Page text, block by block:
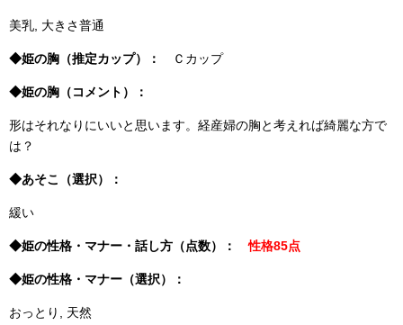
美乳, 大きさ普通
◆姫の胸（推定カップ）： Ｃカップ
◆姫の胸（コメント）：
形はそれなりにいいと思います。経産婦の胸と考えれば綺麗な方で
は？
◆あそこ（選択）：
緩い
◆姫の性格・マナー・話し方（点数）：性格85点
◆姫の性格・マナー（選択）：
おっとり, 天然